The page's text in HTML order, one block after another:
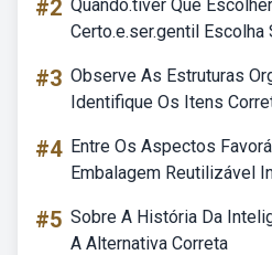
#2 Quando.tiver Que
Certo.e.ser.gentil Escolha
#3 Observe As Estruturas
Identifique Os Itens
#4 Entre Os Aspectos
Embalagem Reutilizável
#5 Sobre A História Da
A Alternativa Correta